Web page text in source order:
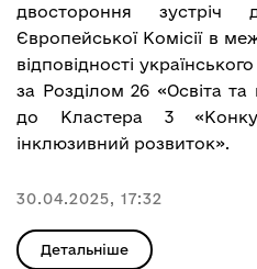
двостороння зустріч
Європейської Комісії в
відповідності
за Розділом 26 «Освіта
до Кластера 3
інклюзивний розвиток».
30.04.2025, 17:32
Детальніше